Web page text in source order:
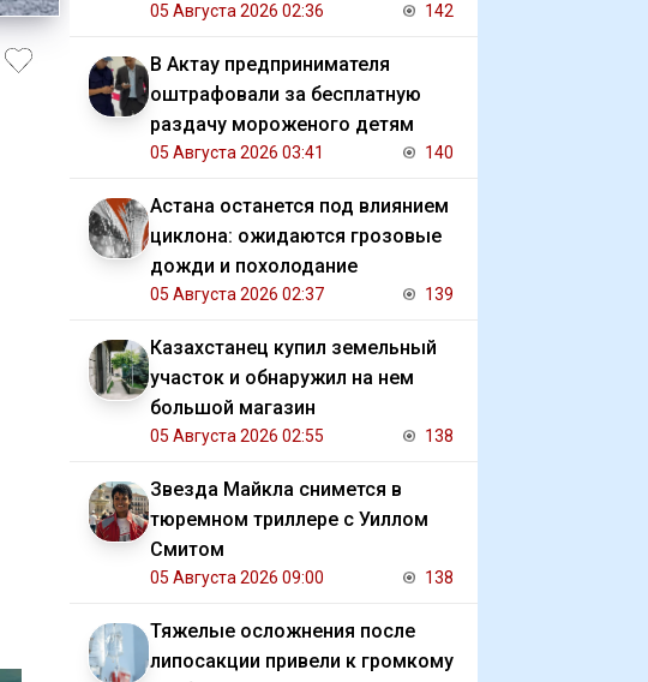
05 Августа 2026 02:36 142
В Актау предпринимателя
оштрафовали за бесплатную
раздачу мороженого детям
05 Августа 2026 03:41 140
Астана останется под влиянием
циклона: ожидаются грозовые
дожди и похолодание
05 Августа 2026 02:37 139
Казахстанец купил земельный
участок и обнаружил на нем
большой магазин
05 Августа 2026 02:55 138
Звезда Майкла снимется в
тюремном триллере с Уиллом
Смитом
05 Августа 2026 09:00 138
Тяжелые осложнения после
липосакции привели к громкому